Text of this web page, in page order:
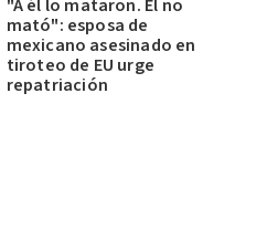
"A él lo mataron. Él no
mató": esposa de
mexicano asesinado en
tiroteo de EU urge
repatriación